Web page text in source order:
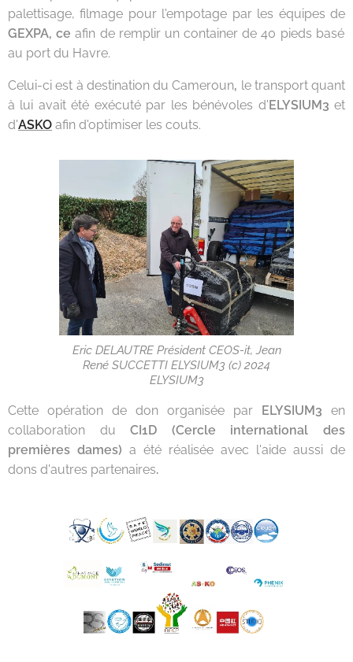
palettisage, filmage pour l'empotage par les équipes de
GEXPA, ce afin de remplir un container de 40 pieds basé
au port du Havre.
Celui-ci est à destination du Cameroun, le transport quant
à lui avait été exécuté par les bénévoles d'ELYSIUM3et
d'ASKO afin d'optimiser les couts.
Eric DELAUTRE Président CEOS-it, Jean
René SUCCETTI ELYSIUM3 (c) 2024
ELYSIUM3
Cette opération de don organisée par ELYSIUM3 en
collaboration du CI1D (Cercle international des
premières dames) a été réalisée avec l'aide aussi de
dons d'autres partenaires.